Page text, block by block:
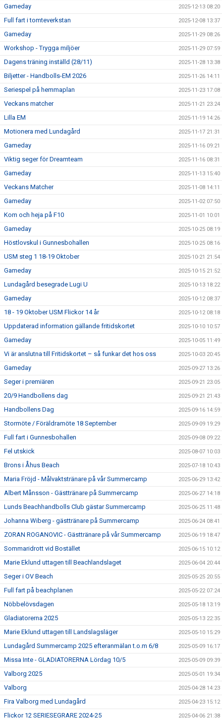
Gameday 2025-12-13 08:20
Full fart i tomteverkstan 2025-12-08 13:37
Gameday 2025-11-29 08:26
Workshop - Trygga miljöer 2025-11-29 07:59
Dagens träning inställd (28/11) 2025-11-28 13:38
Biljetter - Handbolls-EM 2026 2025-11-26 14:11
Seriespel på hemmaplan 2025-11-23 17:08
Veckans matcher 2025-11-21 23:24
Lilla EM 2025-11-19 14:26
Motionera med Lundagård 2025-11-17 21:31
Gameday 2025-11-16 09:21
Viktig seger för Dreamteam 2025-11-16 08:31
Gameday 2025-11-13 15:40
Veckans Matcher 2025-11-08 14:11
Gameday 2025-11-02 07:50
Kom och heja på F10 2025-11-01 10:01
Gameday 2025-10-25 08:19
Höstlovskul i Gunnesbohallen 2025-10-25 08:16
USM steg 1 18-19 Oktober 2025-10-21 21:54
Gameday 2025-10-15 21:52
Lundagård besegrade Lugi U 2025-10-13 18:22
Gameday 2025-10-12 08:37
18 - 19 Oktober USM Flickor 14 år 2025-10-12 08:18
Uppdaterad information gällande fritidskortet 2025-10-10 10:57
Gameday 2025-10-05 11:49
Vi är anslutna till Fritidskortet – så funkar det hos oss 2025-10-03 20:45
Gameday 2025-09-27 13:26
Seger i premiären 2025-09-21 23:05
20/9 Handbollens dag 2025-09-21 21:43
Handbollens Dag 2025-09-16 14:59
Stormöte / Föräldramöte 18 September 2025-09-09 19:29
Full fart i Gunnesbohallen 2025-09-08 09:22
Fel utskick 2025-08-07 10:03
Brons i Åhus Beach 2025-07-18 10:43
Maria Fröjd - Målvaktstränare på vår Summercamp 2025-06-29 13:42
Albert Månsson - Gästtränare på Summercamp 2025-06-27 14:18
Lunds Beachhandbolls Club gästar Summercamp 2025-06-25 11:48
Johanna Wiberg - gästtränare på Summercamp 2025-06-24 08:41
ZORAN ROGANOVIC - Gästtränare på vår Summercamp 2025-06-19 18:47
Sommaridrott vid Bostället 2025-06-15 10:12
Marie Eklund uttagen till Beachlandslaget 2025-06-04 20:44
Seger i OV Beach 2025-05-25 20:55
Full fart på beachplanen 2025-05-22 07:24
Nöbbelövsdagen 2025-05-18 13:19
Gladiatorerna 2025 2025-05-13 22:35
Marie Eklund uttagen till Landslagsläger 2025-05-10 15:29
Lundagård Summercamp 2025 efteranmälan t.o.m 6/8 2025-05-09 16:17
Missa Inte - GLADIATORERNA Lördag 10/5 2025-05-09 09:39
Valborg 2025 2025-05-01 19:34
Valborg 2025-04-28 14:23
Fira Valborg med Lundagård 2025-04-23 15:12
Flickor 12 SERIESEGRARE 2024-25 2025-04-06 21:38